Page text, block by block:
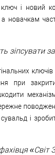
ключ і новий
новачкам
зіпсувати
ключів
при
і
«Світ